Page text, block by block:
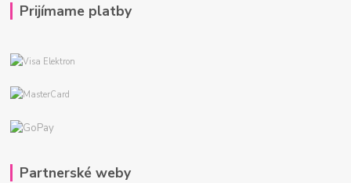
Prijímame platby
Partnerské weby